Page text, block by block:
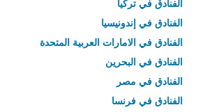
الفنادق في تركيا
الفنادق في إندونيسيا
الفنادق في الامارات العربية المتحدة
الفنادق في البحرين
الفنادق في مصر
الفنادق في فرنسا